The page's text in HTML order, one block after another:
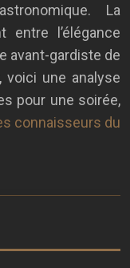
La
entre l’élégance
avant-gardiste de
voici une analyse
pour une soirée,
connaisseurs du